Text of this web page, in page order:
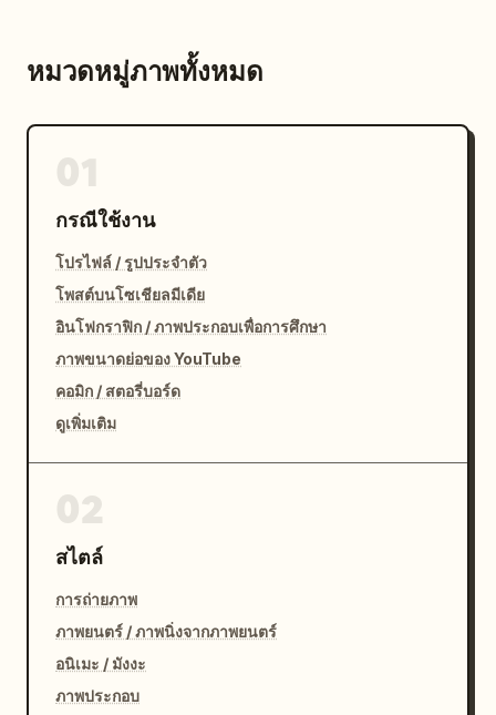
หมวดหมู่ภาพทั้งหมด
กรณีใช้งาน
โปรไฟล์ / รูปประจำตัว
โพสต์บนโซเชียลมีเดีย
อินโฟกราฟิก / ภาพประกอบเพื่อการศึกษา
ภาพขนาดย่อของ YouTube
คอมิก / สตอรี่บอร์ด
ดูเพิ่มเติม
สไตล์
การถ่ายภาพ
ภาพยนตร์ / ภาพนิ่งจากภาพยนตร์
อนิเมะ / มังงะ
ภาพประกอบ